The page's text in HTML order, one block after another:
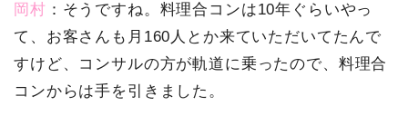
岡村 ：そうですね。料理合コンは10年ぐらいやっ
て、お客さんも月160人とか来ていただいてたんで
すけど、コンサルの方が軌道に乗ったので、料理合
コンからは手を引きました。